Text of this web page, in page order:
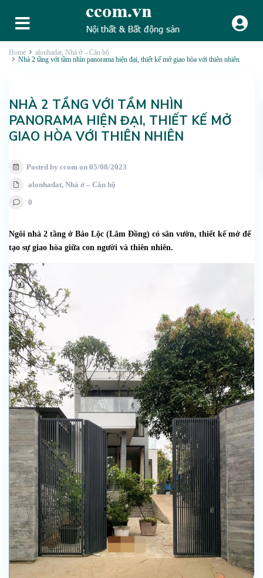
Home alonhadat, Nhà ở – Căn hộ
Nhà 2 tầng với tầm nhìn panorama hiện đại, thiết kế mở giao hòa với thiên nhiên
NHÀ 2 TẦNG VỚI TẦM NHÌN
PANORAMA HIỆN ĐẠI, THIẾT KẾ MỞ
GIAO HÒA VỚI THIÊN NHIÊN
Posted by ccom on 05/08/2023
alonhadat, Nhà ở – Căn hộ
0
Ngôi nhà 2 tầng ở Bảo Lộc (Lâm Đồng) có sân vườn, thiết kế mở để
tạo sự giao hòa giữa con người và thiên nhiên.